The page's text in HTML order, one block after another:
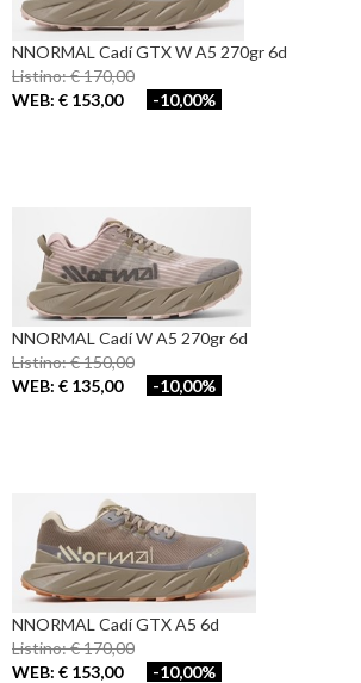
NNORMAL Cadí GTX W A5 270gr 6d
Listino: € 170,00
WEB: € 153,00
-10,00%
NNORMAL Cadí W A5 270gr 6d
Listino: € 150,00
WEB: € 135,00
-10,00%
NNORMAL Cadí GTX A5 6d
Listino: € 170,00
WEB: € 153,00
-10,00%